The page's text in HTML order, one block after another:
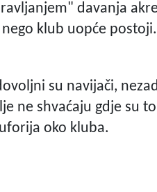
davanja
klub uopće postoji.
su navijači,
ne shvaćaju gdje su
oko kluba.